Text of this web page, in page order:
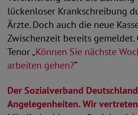
lückenloser Krankschreibung
Ärzte. Doch auch die neue
Zwischenzeit bereits gemeldet.
Tenor „Können Sie nächste
arbeiten gehen?“
Der Sozialverband
Angelegenheiten. Wir